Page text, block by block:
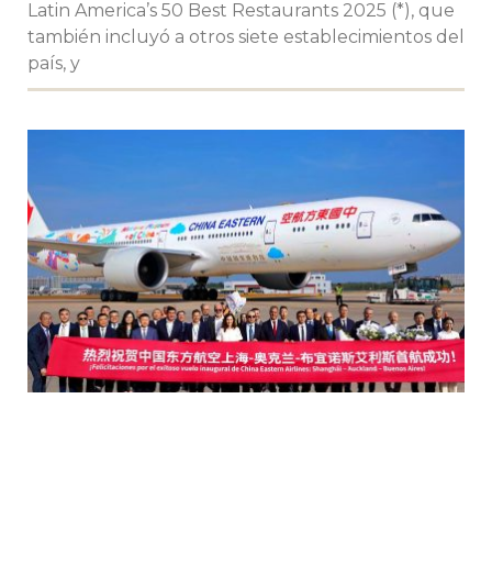
Latin America’s 50 Best Restaurants 2025 (*), que
también incluyó a otros siete establecimientos del
país, y